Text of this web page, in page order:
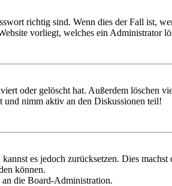
richtig sind. Wenn dies der Fall ist,
vorliegt, welches ein Administrator
oder gelöscht hat. Außerdem löschen
und nimm aktiv an den Diskussionen teil!
es jedoch zurücksetzen. Dies
können.
an die Board-Administration.